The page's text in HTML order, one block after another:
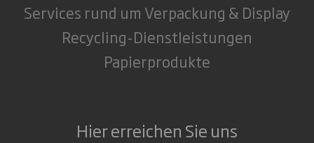
Services rund um Verpackung & Display
Recycling-Dienstleistungen
Papierprodukte
Hier erreichen Sie uns